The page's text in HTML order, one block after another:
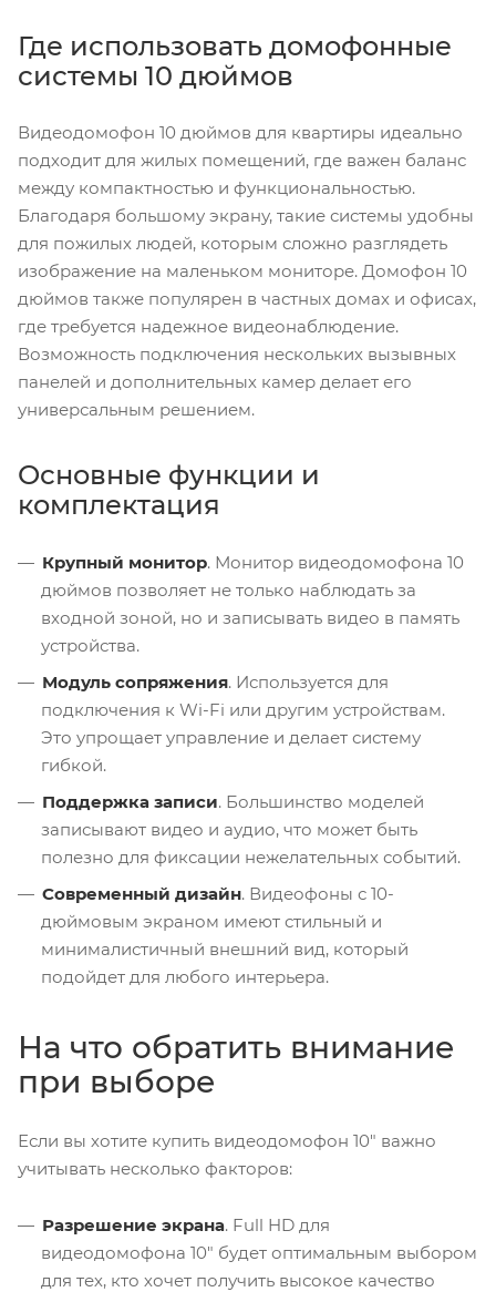
Где использовать домофонные
системы 10 дюймов
Видеодомофон 10 дюймов для квартиры идеально
подходит для жилых помещений, где важен баланс
между компактностью и функциональностью.
Благодаря большому экрану, такие системы удобны
для пожилых людей, которым сложно разглядеть
изображение на маленьком мониторе. Домофон 10
дюймов также популярен в частных домах и офисах,
где требуется надежное видеонаблюдение.
Возможность подключения нескольких вызывных
панелей и дополнительных камер делает его
универсальным решением.
Основные функции и
комплектация
Крупный монитор. Монитор видеодомофона 10
дюймов позволяет не только наблюдать за
входной зоной, но и записывать видео в память
устройства.
Модуль сопряжения. Используется для
подключения к Wi-Fi или другим устройствам.
Это упрощает управление и делает систему
гибкой.
Поддержка записи. Большинство моделей
записывают видео и аудио, что может быть
полезно для фиксации нежелательных событий.
Современный дизайн. Видеофоны с 10-
дюймовым экраном имеют стильный и
минималистичный внешний вид, который
подойдет для любого интерьера.
На что обратить внимание
при выборе
Если вы хотите купить видеодомофон 10" важно
учитывать несколько факторов:
Разрешение экрана. Full HD для
видеодомофона 10" будет оптимальным выбором
для тех, кто хочет получить высокое качество